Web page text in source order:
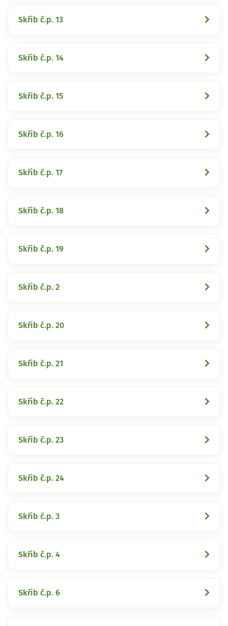
Skřib č.p. 13
Skřib č.p. 14
Skřib č.p. 15
Skřib č.p. 16
Skřib č.p. 17
Skřib č.p. 18
Skřib č.p. 19
Skřib č.p. 2
Skřib č.p. 20
Skřib č.p. 21
Skřib č.p. 22
Skřib č.p. 23
Skřib č.p. 24
Skřib č.p. 3
Skřib č.p. 4
Skřib č.p. 6